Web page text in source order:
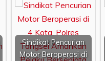
Sindikat Pencurian
Motor Beroperasi di